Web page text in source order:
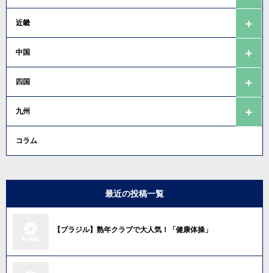
近畿
中国
四国
九州
コラム
最近の投稿一覧
【ブラジル】熟年クラブで大人気！「健康体操」